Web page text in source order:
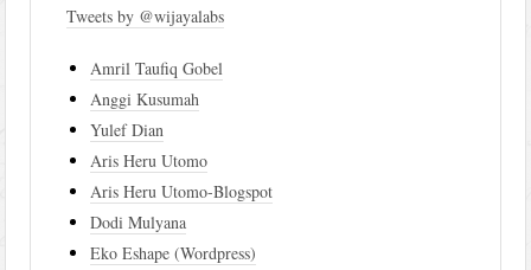
Tweets by @wijayalabs
Amril Taufiq Gobel
Anggi Kusumah
Yulef Dian
Aris Heru Utomo
Aris Heru Utomo-Blogspot
Dodi Mulyana
Eko Eshape (Wordpress)